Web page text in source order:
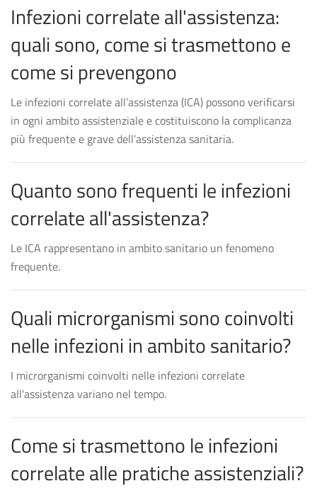
Infezioni correlate all'assistenza:
quali sono, come si trasmettono e
come si prevengono
Le infezioni correlate all’assistenza (ICA) possono verificarsi
in ogni ambito assistenziale e costituiscono la complicanza
più frequente e grave dell’assistenza sanitaria.
Quanto sono frequenti le infezioni
correlate all'assistenza?
Le ICA rappresentano in ambito sanitario un fenomeno
frequente.
Quali microrganismi sono coinvolti
nelle infezioni in ambito sanitario?
I microrganismi coinvolti nelle infezioni correlate
all'assistenza variano nel tempo.
Come si trasmettono le infezioni
correlate alle pratiche assistenziali?